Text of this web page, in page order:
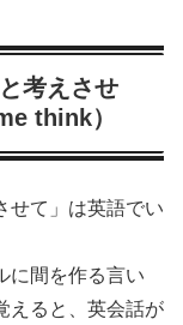
考えさせ
think）
せて」は英語でい
に間を作る言い
えると、英会話が